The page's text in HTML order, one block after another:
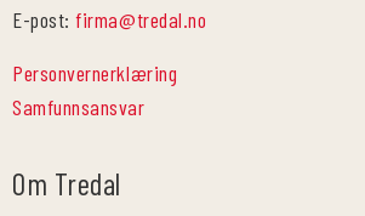
E-post:firma@tredal.no
Personvernerklæring
Samfunnsansvar
Om Tredal